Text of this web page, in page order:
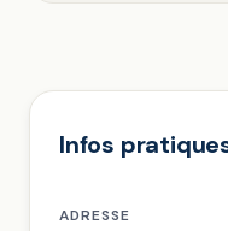
Infos
ADRESSE